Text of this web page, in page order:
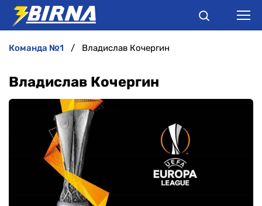
ІНТЕРВ'Ю
БУКМЕКЕРИ
команда №1 Владислав Кочергин
Владислав Кочергин